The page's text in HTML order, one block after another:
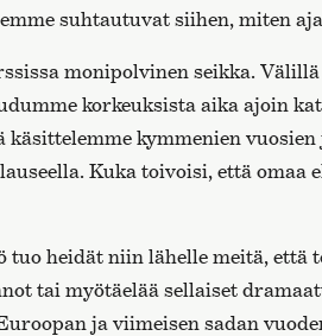
suhtautuvat siihen, miten
monipolvinen seikka.
korkeuksista aika ajoin
kymmenien
Kuka toivoisi, että omaa
heidät niin lähelle meitä, että
tai myötäelää sellaiset
ja viimeisen sadan